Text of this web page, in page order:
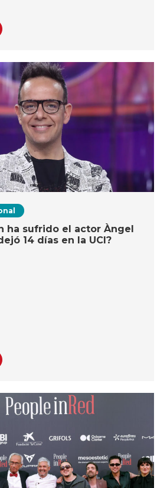
ha sufrido el actor Àngel
14 días en la UCI?